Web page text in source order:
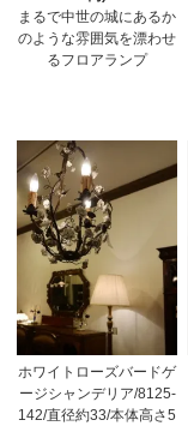
まるで中世の城にあるか
のような雰囲気を漂わせ
るフロアランプ
ホワイトローズバードゲ
ージシャンデリア/8125-
142/直径約33/本体高さ5